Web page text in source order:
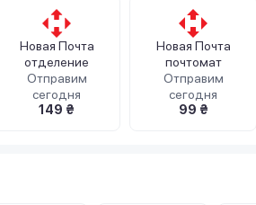
Новая Почта
отделение
Отправим
сегодня
149 ₴
Новая Почта
почтомат
Отправим
сегодня
99 ₴